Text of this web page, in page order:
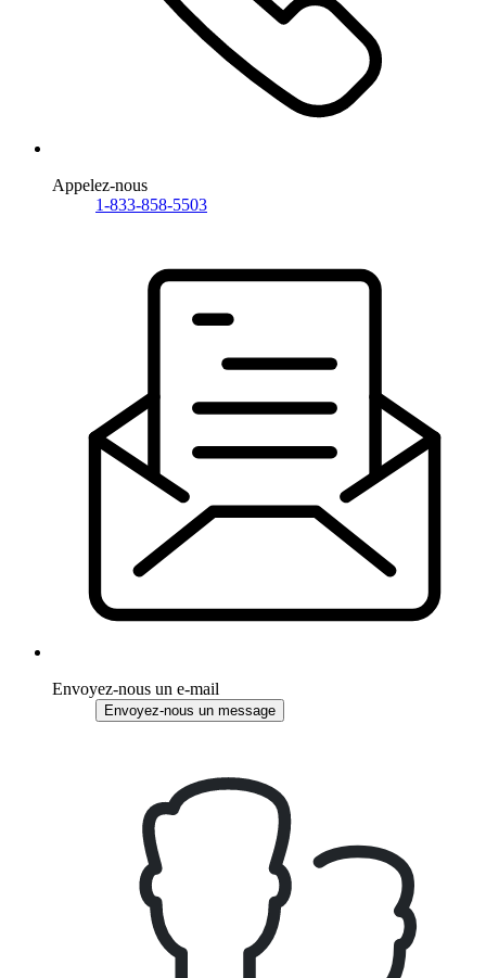
Appelez-nous
1-833-858-5503
Envoyez-nous un e-mail
Envoyez-nous un message